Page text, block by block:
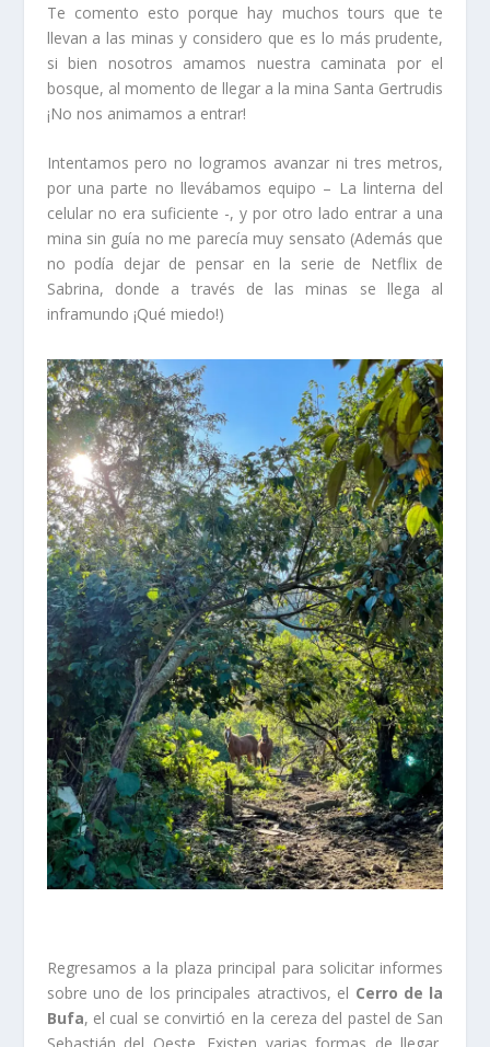
Te comento esto porque hay muchos tours que te
llevan a las minas y considero que es lo más prudente,
si bien nosotros amamos nuestra caminata por el
bosque, al momento de llegar a la mina Santa Gertrudis
¡No nos animamos a entrar!
Intentamos pero no logramos avanzar ni tres metros,
por una parte no llevábamos equipo – La linterna del
celular no era suficiente -, y por otro lado entrar a una
mina sin guía no me parecía muy sensato (Además que
no podía dejar de pensar en la serie de Netflix de
Sabrina, donde a través de las minas se llega al
inframundo ¡Qué miedo!)
Regresamos a la plaza principal para solicitar informes
sobre uno de los principales atractivos, el Cerro de la
Bufa, el cual se convirtió en la cereza del pastel de San